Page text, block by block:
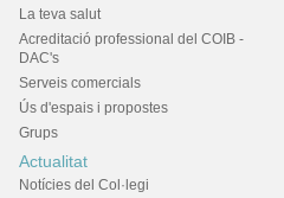
La teva salut
Acreditació professional del COIB -
DAC's
Serveis comercials
Ús d'espais i propostes
Grups
Actualitat
Notícies del Col·legi